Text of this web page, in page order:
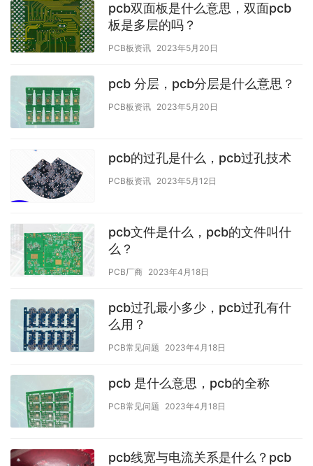
pcb双面板是什么意思，双面pcb
板是多层的吗？
PCB板资讯 2023年5月20日
pcb 分层，pcb分层是什么意思？
PCB板资讯 2023年5月20日
pcb的过孔是什么，pcb过孔技术
PCB板资讯 2023年5月12日
pcb文件是什么，pcb的文件叫什
么？
PCB厂商 2023年4月18日
pcb过孔最小多少，pcb过孔有什
么用？
PCB常见问题 2023年4月18日
pcb 是什么意思，pcb的全称
PCB常见问题 2023年4月18日
pcb线宽与电流关系是什么？pcb